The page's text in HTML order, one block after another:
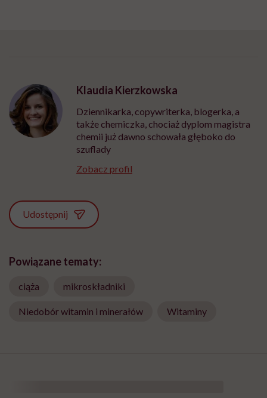
Klaudia Kierzkowska
Dziennikarka, copywriterka, blogerka, a
także chemiczka, chociaż dyplom magistra
chemii już dawno schowała głęboko do
szuflady
Zobacz profil
Udostępnij
Powiązane tematy:
ciąża mikroskładniki
Niedobór witamin i minerałów Witaminy